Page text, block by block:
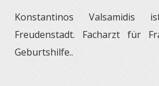
Konstantinos Valsamidis
Freudenstadt. Facharzt für
Geburtshilfe..